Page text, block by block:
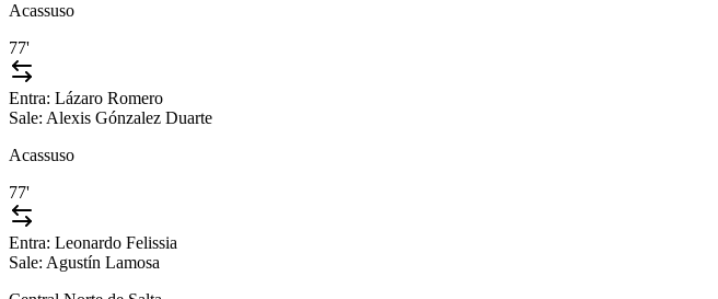
Acassuso
77'
Entra: Lázaro Romero
Sale: Alexis Gónzalez Duarte
Acassuso
77'
Entra: Leonardo Felissia
Sale: Agustín Lamosa